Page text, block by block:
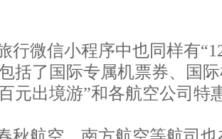
行微信小程序中也同样有
括了国际专属机票券、国
元出境游”和各航空公司特
秋航空、南方航空等航司